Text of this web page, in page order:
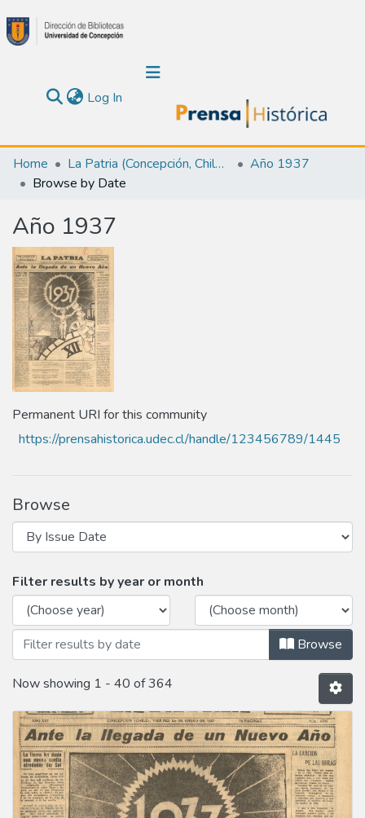
Log In(current)
Communities & Collections
Calendar
All of DSpace
Home La Patria (Concepción, Chile : 1923)
Año 1937
Browse by Date
Año 1937
Permanent URI for this community
https://prensahistorica.udec.cl/handle/123456789/1445
Browse
Browsing Año 1937 by Issue Date
Filter results by year or month
Browse
Now showing 1 - 40 of 364